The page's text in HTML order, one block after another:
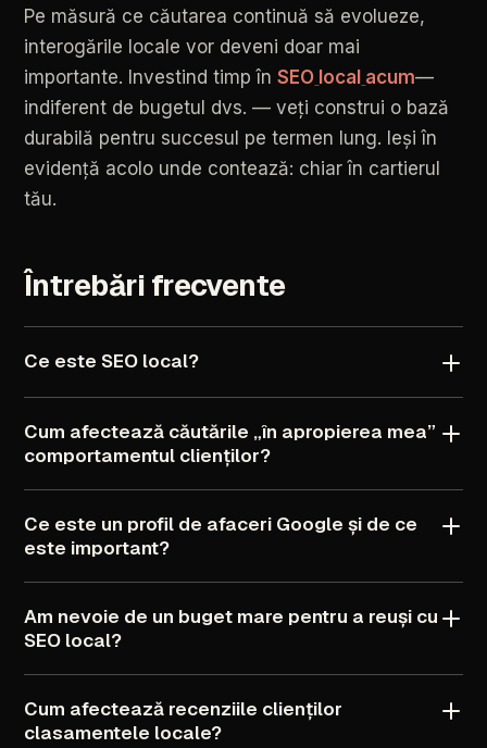
Pe măsură ce căutarea continuă să evolueze,
interogările locale vor deveni doar mai
importante. Investind timp în SEO local acum—
indiferent de bugetul dvs. — veți construi o bază
durabilă pentru succesul pe termen lung. Ieși în
evidență acolo unde contează: chiar în cartierul
tău.
Întrebări frecvente
Ce este SEO local?
Cum afectează căutările „în apropierea mea”
comportamentul clienților?
Ce este un profil de afaceri Google și de ce
este important?
Am nevoie de un buget mare pentru a reuși cu
SEO local?
Cum afectează recenziile clienților
clasamentele locale?